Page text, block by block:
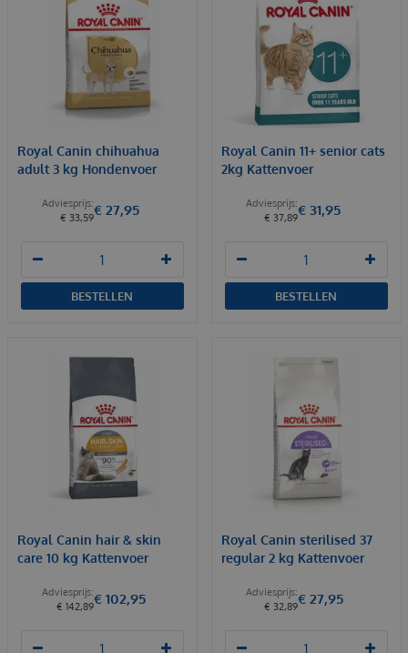
Royal Canin chihuahua
adult 3 kg Hondenvoer
€ 33,59€ 27,95
BESTELLEN
Royal Canin 11+ senior cats
2kg Kattenvoer
€ 37,89€ 31,95
BESTELLEN
Royal Canin hair & skin
care 10 kg Kattenvoer
€ 142,89€ 102,95
Royal Canin sterilised 37
regular 2 kg Kattenvoer
€ 32,89€ 27,95